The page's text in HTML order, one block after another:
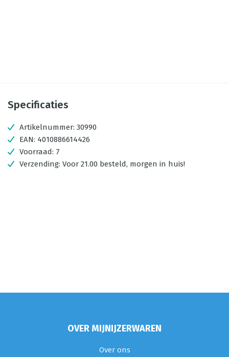
Specificaties
Artikelnummer: 30990
EAN: 4010886614426
Voorraad: 7
Verzending: Voor 21.00 besteld, morgen in huis!
OVER MIJNIJZERWAREN
Over ons